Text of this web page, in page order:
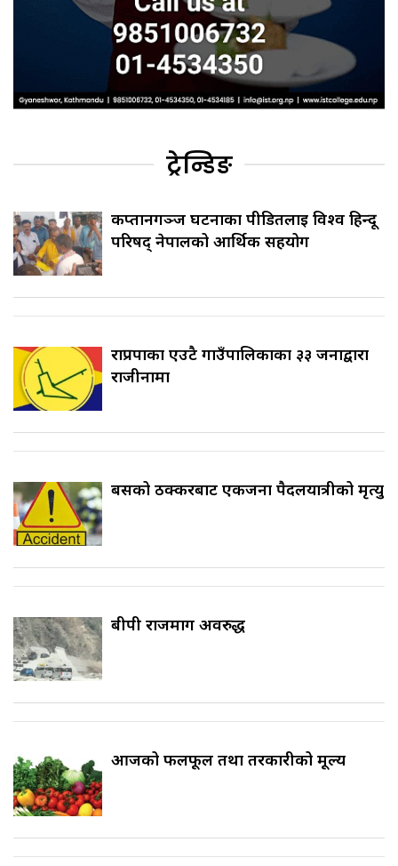
ट्रेन्डिङ
कप्तानगञ्ज घटनाका पीडितलाई विश्व हिन्दू
परिषद् नेपालको आर्थिक सहयोग
राप्रपाका एउटै गाउँपालिकाका ३३ जनाद्वारा
राजीनामा
बसको ठक्करबाट एकजना पैदलयात्रीको मृत्यु
बीपी राजमार्ग अवरुद्ध
आजको फलफूल तथा तरकारीको मूल्य